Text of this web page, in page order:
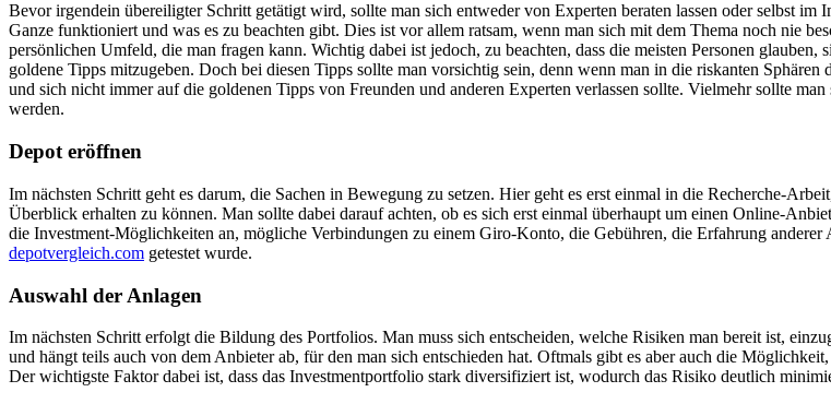
Bevor irgendein übereiligter Schritt getätigt wird, sollte man sich entweder von Experten beraten lassen oder selbst
Ganze funktioniert und was es zu beachten gibt. Dies ist vor allem ratsam, wenn man sich mit dem Thema noch nie
persönlichen Umfeld, die man fragen kann. Wichtig dabei ist jedoch, zu beachten, dass die meisten Personen
goldene Tipps mitzugeben. Doch bei diesen Tipps sollte man vorsichtig sein, denn wenn man in die riskanten
und sich nicht immer auf die goldenen Tipps von Freunden und anderen Experten verlassen sollte. Vielmehr sollte
werden.
Depot eröffnen
Im nächsten Schritt geht es darum, die Sachen in Bewegung zu setzen. Hier geht es erst einmal in die Recherche-
Überblick erhalten zu können. Man sollte dabei darauf achten, ob es sich erst einmal überhaupt um einen Online-
die Investment-Möglichkeiten an, mögliche Verbindungen zu einem Giro-Konto, die Gebühren, die Erfahrung
depotvergleich.com getestet wurde.
Auswahl der Anlagen
Im nächsten Schritt erfolgt die Bildung des Portfolios. Man muss sich entscheiden, welche Risiken man bereit ist,
und hängt teils auch von dem Anbieter ab, für den man sich entschieden hat. Oftmals gibt es aber auch die
Der wichtigste Faktor dabei ist, dass das Investmentportfolio stark diversifiziert ist, wodurch das Risiko deutlich